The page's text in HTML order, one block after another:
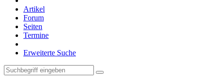
Artikel
Forum
Seiten
Termine
Erweiterte Suche